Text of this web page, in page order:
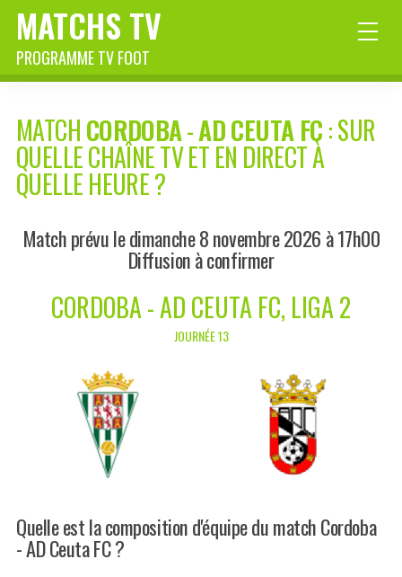
MATCHS TV
PROGRAMME TV FOOT
MATCHCORDOBA-AD CEUTA FC: SUR
QUELLE CHAÎNE TV ET EN DIRECT À
QUELLE HEURE ?
Match prévu le dimanche 8 novembre 2026 à 17h00
Diffusion à confirmer
CORDOBA - AD CEUTA FC, LIGA 2
JOURNÉE 13
Quelle est la composition d'équipe du match Cordoba
- AD Ceuta FC ?